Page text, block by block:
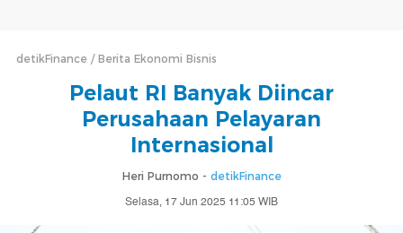
detikFinance Berita Ekonomi Bisnis
Pelaut RI Banyak Diincar
Perusahaan Pelayaran
Internasional
Heri Purnomo - detikFinance
Selasa, 17 Jun 2025 11:05 WIB